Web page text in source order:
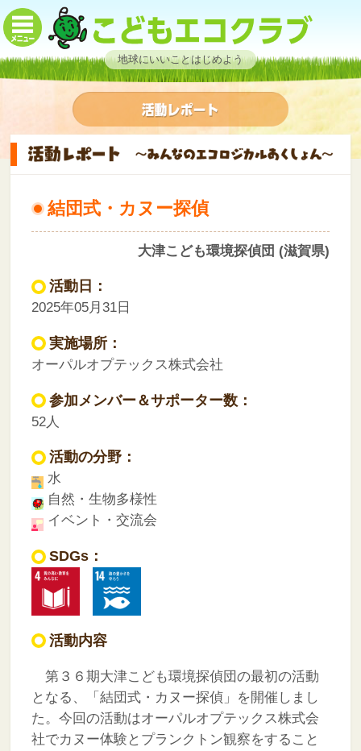
地球にいいことはじめよう
結団式・カヌー探偵
大津こども環境探偵団 (滋賀県)
活動日：
2025年05月31日
実施場所：
オーパルオプテックス株式会社
参加メンバー＆サポーター数：
52人
活動の分野：
水
自然・生物多様性
イベント・交流会
SDGs：
活動内容
第３６期大津こども環境探偵団の最初の活動
となる、「結団式・カヌー探偵」を開催しまし
た。今回の活動はオーパルオプテックス株式会
社でカヌー体験とプランクトン観察をすること